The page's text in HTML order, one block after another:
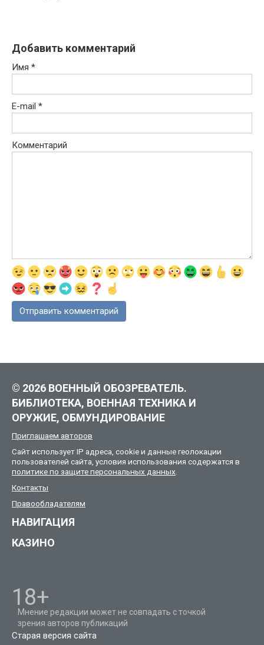
Добавить комментарий
Имя *
E-mail *
Комментарий
© 2026 ВОЕННЫЙ ОБОЗРЕВАТЕЛЬ.
БИБЛИОТЕКА, ВОЕННАЯ ТЕХНИКА И
ОРУЖИЕ, ОБМУНДИРОВАНИЕ
Приглашаем авторов
Сайт использует IP адреса, cookie и данные геолокации
пользователей сайта, условия использования содержатся в
политике по защите персональных данных.
Контакты
Правообладателям
НАВИГАЦИЯ
КАЗИНО
18+
Мнение редакции может не совпадать с точкой
зрения авторов публикаций
Старая версия сайта